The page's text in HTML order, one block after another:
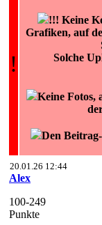
!
!!! Keine
Grafiken, auf
Solche
Keine Fotos,
Den
20.01.26 12:44
Alex
100-249
Punkte